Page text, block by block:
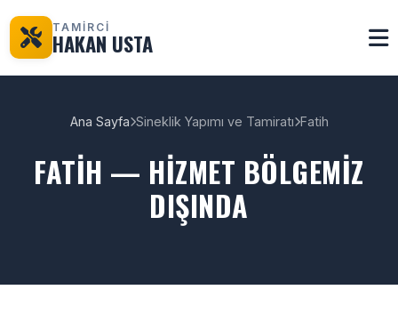
TAMİRCİ
HAKAN USTA
Ana Sayfa Sineklik Yapımı ve Tamiratı Fatih
FATIH — HIZMET BÖLGEMIZ
DIŞINDA